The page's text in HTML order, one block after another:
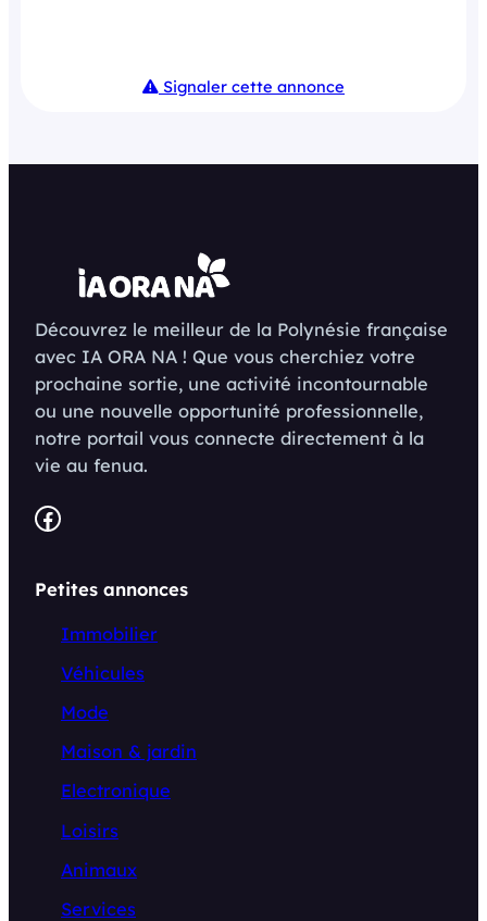
Signaler cette annonce
Découvrez le meilleur de la Polynésie française
avec IA ORA NA ! Que vous cherchiez votre
prochaine sortie, une activité incontournable
ou une nouvelle opportunité professionnelle,
notre portail vous connecte directement à la
vie au fenua.
Facebook
Petites annonces
Immobilier
Véhicules
Mode
Maison & jardin
Electronique
Loisirs
Animaux
Services